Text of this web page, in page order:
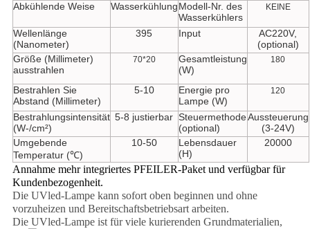
Abkühlende Weise WasserkühlungModell-Nr. des
Wasserkühlers
KEINE
Wellenlänge
(Nanometer)
395 Input
AC220V,
(optional)
Größe (Millimeter)
ausstrahlen
70*20
Gesamtleistung
(W)
180
Bestrahlen Sie
Abstand (Millimeter)
5-10
Energie pro
Lampe (W)
120
Bestrahlungsintensität
(W-/cm²)
5-8 justierbar Steuermethode
(optional)
Aussteuerung
(3-24V)
Umgebende
Temperatur (℃)
10-50
Lebensdauer
(H)
20000
Annahme mehr integriertes PFEILER-Paket und verfügbar für
Kundenbezogenheit.
Die UVled-Lampe kann sofort oben beginnen und ohne
vorzuheizen und Bereitschaftsbetriebsart arbeiten.
Die UVled-Lampe ist für viele kurierenden Grundmaterialien,